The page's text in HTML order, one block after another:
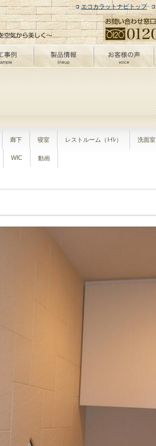
エコカラットナビトップ
廊下 寝室 レストルーム（ﾄｲﾚ） 洗面室
WIC 動画